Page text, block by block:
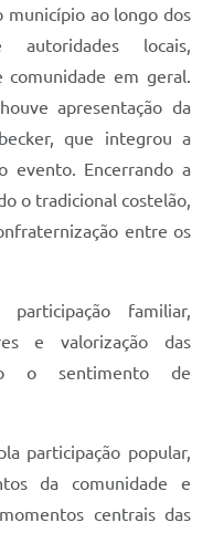
município ao longo dos
locais,
em geral.
apresentação da
que integrou a
evento. Encerrando a
o tradicional costelão,
entre os
familiar,
e valorização das
o sentimento de
participação popular,
da comunidade e
centrais das